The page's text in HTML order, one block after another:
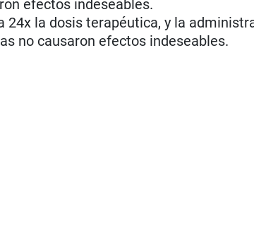
efectos indeseables.
24x la dosis terapéutica, y la
no causaron efectos indeseables.